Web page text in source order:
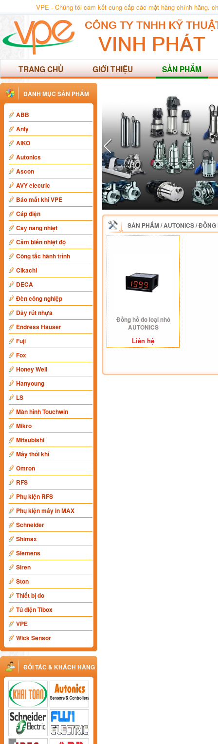
VPE - Chúng tôi cam kết cung cấp các mặt hàng chính hãng,
TRANG CHỦ GIỚI THIỆU SẢN PHẨM
DANH MỤC SẢN PHẨM
ABB
Anly
AIKO
Autonics
Ascon
AVY electric
Báo mất khí VPE
Cáp điện
Cây nâng nhiệt
Cảm biến nhiệt độ
Công tắc hành trình
Cikachi
DECA
Đèn công nghiệp
Dây rút nhựa
Endress Hauser
Fuji
Fox
Honey Well
Hanyoung
LS
Màn hình Touchwin
Mikro
Mitsubishi
Máy thổi khí
Omron
RFS
Phụ kiện RFS
Phụ kiện máy in MAX
Schneider
Shimax
Siemens
Siren
Ston
Thiết bị đo
Tủ điện Tibox
VPE
Wick Sensor
ĐỐI TÁC & KHÁCH HÀNG
SẢN PHẨM/AUTONICS/ĐỒNG
Đồng hồ đo loại nhỏ
AUTONICS
Liên hệ